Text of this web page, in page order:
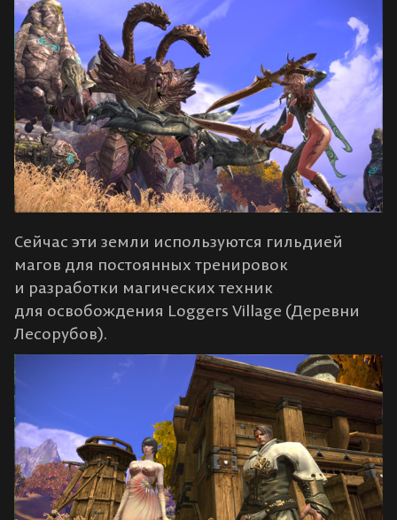
Сейчас эти земли используются гильдией
магов для постоянных тренировок
и разработки магических техник
для освобождения Loggers Village (Деревни
Лесорубов).